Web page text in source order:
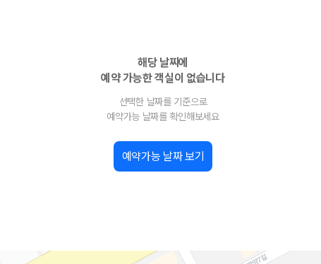
가장 먼저 비교하는 차종입니다.
조건을 함께 확인해야 합니다.
해당 날짜에
예약 가능한 객실이 없습니다
선택한 날짜를 기준으로
예약가능 날짜를 확인해보세요
예약가능 날짜 보기